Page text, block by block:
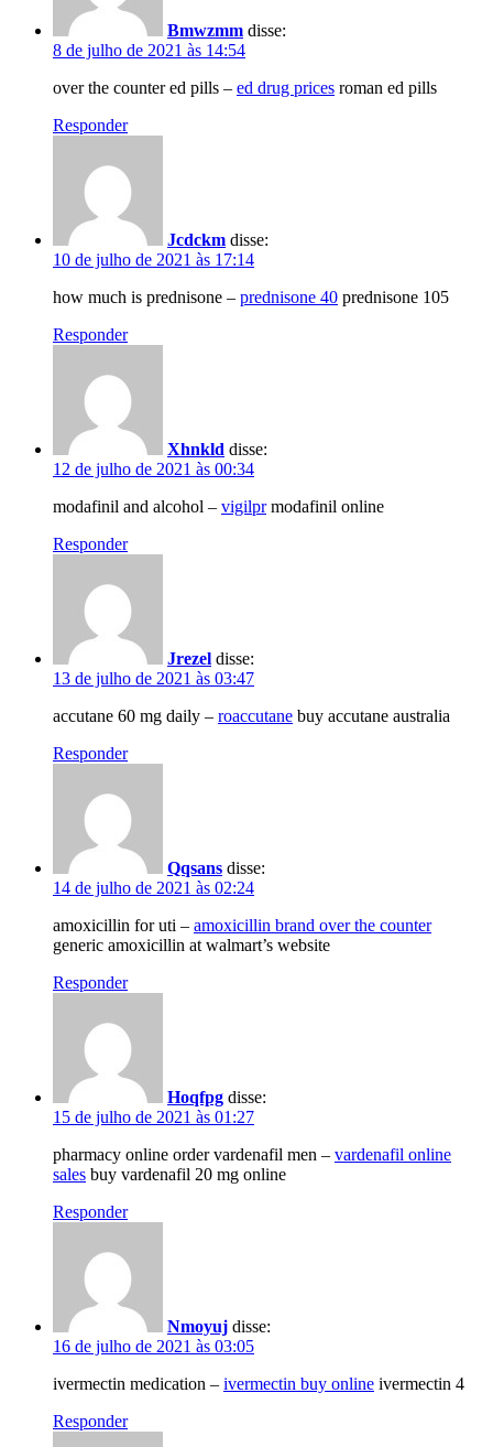
Bmwzmm disse:
8 de julho de 2021 às 14:54
over the counter ed pills – ed drug prices roman ed pills
Responder
Jcdckm disse:
10 de julho de 2021 às 17:14
how much is prednisone – prednisone 40 prednisone 105
Responder
Xhnkld disse:
12 de julho de 2021 às 00:34
modafinil and alcohol – vigilprmodafinil online
Responder
Jrezel disse:
13 de julho de 2021 às 03:47
accutane 60 mg daily – roaccutane buy accutane australia
Responder
Qqsans disse:
14 de julho de 2021 às 02:24
amoxicillin for uti – amoxicillin brand over the counter
generic amoxicillin at walmart’s website
Responder
Hoqfpg disse:
15 de julho de 2021 às 01:27
pharmacy online order vardenafil men – vardenafil online
sales buy vardenafil 20 mg online
Responder
Nmoyuj disse:
16 de julho de 2021 às 03:05
ivermectin medication – ivermectin buy online ivermectin 4
Responder